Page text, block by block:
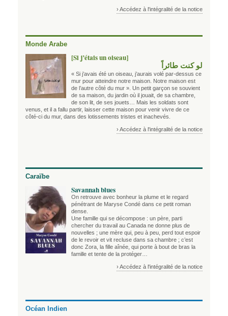
› Accédez à l'intégralité de la notice
Monde Arabe
[Si j’étais un oiseau]
لو كنت طائراً
« Si j’avais été un oiseau, j’aurais volé par-dessus ce
mur pour atteindre notre maison. Notre maison est
de l’autre côté du mur ». Un petit garçon se souvient
de sa maison, du jardin où il jouait, de sa chambre,
de son lit, de ses jouets… Mais les soldats sont
venus, et il a fallu partir, laisser cette maison pour venir vivre de ce
côté-ci du mur, dans des lotissements tristes et inachevés.
› Accédez à l'intégralité de la notice
Caraïbe
Savannah blues
On retrouve avec bonheur la plume et le regard
pénétrant de Maryse Condé dans ce petit roman
dense.
Une famille qui se décompose : un père, parti
chercher du travail au Canada ne donne plus de
nouvelles ; une mère qui, peu à peu, perd tout espoir
de le revoir et vit recluse dans sa chambre ; c’est
donc Zora, la fille aînée, qui porte à bout de bras la
famille et tente de la protéger…
› Accédez à l'intégralité de la notice
Océan Indien